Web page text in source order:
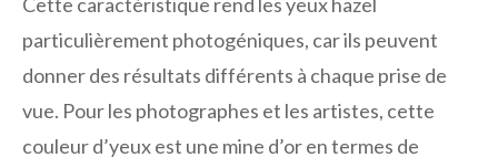
Cette caractéristique rend les yeux hazel
particulièrement photogéniques, car ils peuvent
donner des résultats différents à chaque prise de
vue. Pour les photographes et les artistes, cette
couleur d’yeux est une mine d’or en termes de